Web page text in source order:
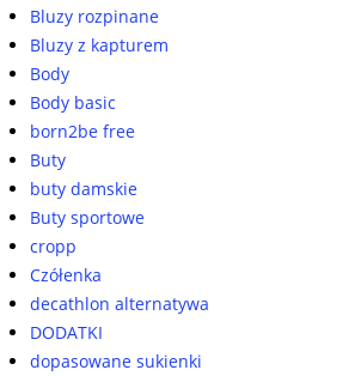
Bluzy rozpinane
Bluzy z kapturem
Body
Body basic
born2be free
Buty
buty damskie
Buty sportowe
cropp
Czółenka
decathlon alternatywa
DODATKI
dopasowane sukienki